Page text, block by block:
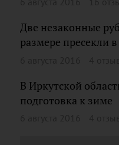
Две незаконные
размере пресекли
В Иркутской
подготовка к зиме